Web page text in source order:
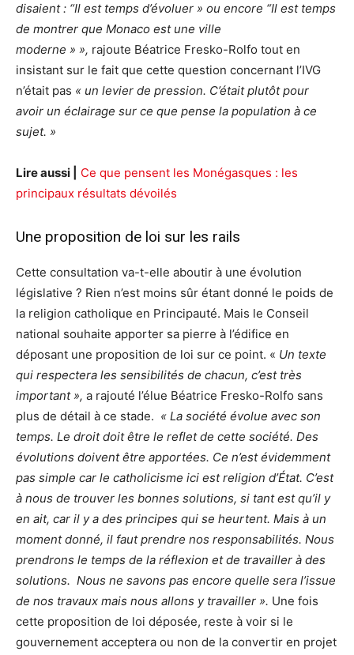
disaient : “Il est temps d’évoluer » ou encore “Il est temps
de montrer que Monaco est une ville
moderne » », rajoute Béatrice Fresko-Rolfo tout en
insistant sur le fait que cette question concernant l’IVG
n’était pas « un levier de pression. C’était plutôt pour
avoir un éclairage sur ce que pense la population à ce
sujet. »
Lire aussi |
Ce que pensent les Monégasques : les
principaux résultats dévoilés
Une proposition de loi sur les rails
Cette consultation va-t-elle aboutir à une évolution
législative ? Rien n’est moins sûr étant donné le poids de
la religion catholique en Principauté. Mais le Conseil
national souhaite apporter sa pierre à l’édifice en
déposant une proposition de loi sur ce point. « Un texte
qui respectera les sensibilités de chacun, c’est très
important », a rajouté l’élue Béatrice Fresko-Rolfo sans
plus de détail à ce stade. « La société évolue avec son
temps. Le droit doit être le reflet de cette société. Des
évolutions doivent être apportées. Ce n’est évidemment
pas simple car le catholicisme ici est religion d’État. C’est
à nous de trouver les bonnes solutions, si tant est qu’il y
en ait, car il y a des principes qui se heurtent. Mais à un
moment donné, il faut prendre nos responsabilités. Nous
prendrons le temps de la réflexion et de travailler à des
solutions. Nous ne savons pas encore quelle sera l’issue
de nos travaux mais nous allons y travailler ». Une fois
cette proposition de loi déposée, reste à voir si le
gouvernement acceptera ou non de la convertir en projet